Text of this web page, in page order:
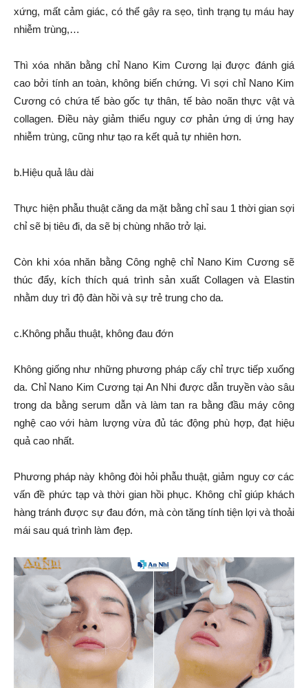
xứng, mất cảm giác, có thể gây ra sẹo, tình trạng tụ máu hay
nhiễm trùng,…
Thì xóa nhăn bằng chỉ Nano Kim Cương lại được đánh giá
cao bởi tính an toàn, không biến chứng. Vì sợi chỉ Nano Kim
Cương có chứa tế bào gốc tự thân, tế bào noãn thực vật và
collagen. Điều này giảm thiểu nguy cơ phản ứng dị ứng hay
nhiễm trùng, cũng như tạo ra kết quả tự nhiên hơn.
b.Hiệu quả lâu dài
Thực hiện phẫu thuật căng da mặt bằng chỉ sau 1 thời gian sợi
chỉ sẽ bị tiêu đi, da sẽ bị chùng nhão trở lại.
Còn khi xóa nhăn bằng Công nghệ chỉ Nano Kim Cương sẽ
thúc đẩy, kích thích quá trình sản xuất Collagen và Elastin
nhằm duy trì độ đàn hồi và sự trẻ trung cho da.
c.Không phẫu thuật, không đau đớn
Không giống như những phương pháp cấy chỉ trực tiếp xuống
da. Chỉ Nano Kim Cương tại An Nhi được dẫn truyền vào sâu
trong da bằng serum dẫn và làm tan ra bằng đầu máy công
nghệ cao với hàm lượng vừa đủ tác động phù hợp, đạt hiệu
quả cao nhất.
Phương pháp này không đòi hỏi phẫu thuật, giảm nguy cơ các
vấn đề phức tạp và thời gian hồi phục. Không chỉ giúp khách
hàng tránh được sự đau đớn, mà còn tăng tính tiện lợi và thoải
mái sau quá trình làm đẹp.